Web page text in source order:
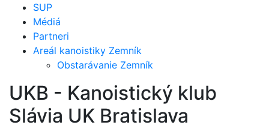
SUP
Médiá
Partneri
Areál kanoistiky Zemník
Obstarávanie Zemník
UKB - Kanoistický klub
Slávia UK Bratislava